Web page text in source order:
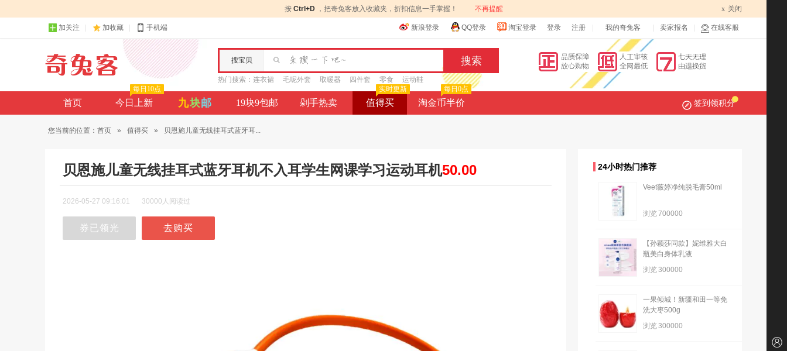
按 Ctrl+D ，把奇兔客放入收藏夹，折扣信息一手掌握！ 不再提醒 x 关闭
加关注 加收藏 手机端 新浪登录 QQ登录 淘宝登录 登录 注册 我的奇兔客 卖家报名 在线客服
搜宝贝
热门搜索： 连衣裙 毛呢外套 取暖器 四件套 零食 运动鞋
首页 今日上新
每日10点
九块邮 19块9包邮 剁手热卖 值得买
实时更新
淘金币半价
每日0点
签到领积分
您当前的位置： 首页 » 值得买 » 贝恩施儿童无线挂耳式蓝牙耳...
贝恩施儿童无线挂耳式蓝牙耳机不入耳学生网课学习运动耳机50.00
2026-05-27 09:16:01 30000人阅读过
券已领光 去购买
24小时热门推荐
Veet薇婷净纯脱毛膏50ml
浏览700000
【孙颖莎同款】妮维雅大白
瓶美白身体乳液
浏览300000
一果倾城！新疆和田一等免
洗大枣500g
浏览300000